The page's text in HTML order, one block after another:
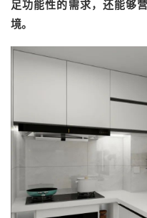
足功能性的需求，还能够
境。